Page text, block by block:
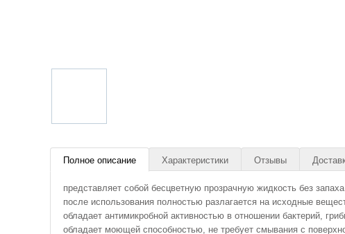
Полное описание Характеристики Отзывы
представляет собой бесцветную прозрачную жидкость без
после использования полностью разлагается на исходные
обладает антимикробной активностью в отношении бактерий,
обладает моющей способностью, не требует смывания с